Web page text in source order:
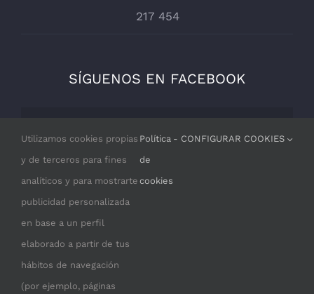
217 454
SÍGUENOS EN FACEBOOK
Por razones de privacidad Facebook
necesita tu permiso para cargarse.
Utilizamos cookies propias
y de terceros para fines
analíticos y para mostrarte
publicidad personalizada
en base a un perfil
elaborado a partir de tus
hábitos de navegación
(por ejemplo, páginas
Política
de
cookies
- CONFIGURAR COOKIES